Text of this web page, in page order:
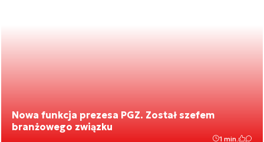
Nowa funkcja prezesa PGZ. Został szefem
branżowego związku
1 min.